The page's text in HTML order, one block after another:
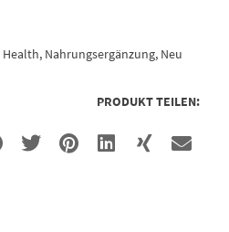
, Nahrungsergänzung, Neu
PRODUKT TEILEN: